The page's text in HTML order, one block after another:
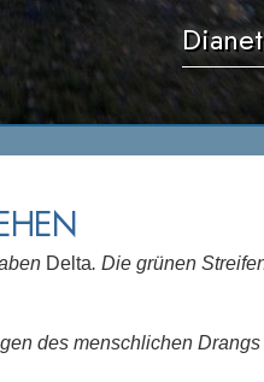
Delta. Die grünen
des menschlichen